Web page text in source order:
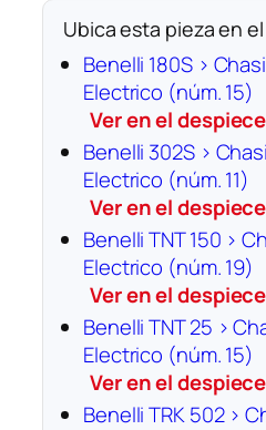
Ubica esta pieza en
Benelli 180S ›
Electrico (núm. 15)
Ver en el
Benelli 302S ›
Electrico (núm. 11)
Ver en el
Benelli TNT 150 ›
Electrico (núm. 19)
Ver en el
Benelli TNT 25 ›
Electrico (núm. 15)
Ver en el
Benelli TRK 502 ›